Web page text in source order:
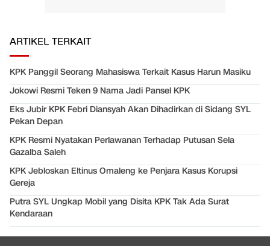
ARTIKEL TERKAIT
KPK Panggil Seorang Mahasiswa Terkait Kasus Harun Masiku
Jokowi Resmi Teken 9 Nama Jadi Pansel KPK
Eks Jubir KPK Febri Diansyah Akan Dihadirkan di Sidang SYL
Pekan Depan
KPK Resmi Nyatakan Perlawanan Terhadap Putusan Sela
Gazalba Saleh
KPK Jebloskan Eltinus Omaleng ke Penjara Kasus Korupsi
Gereja
Putra SYL Ungkap Mobil yang Disita KPK Tak Ada Surat
Kendaraan